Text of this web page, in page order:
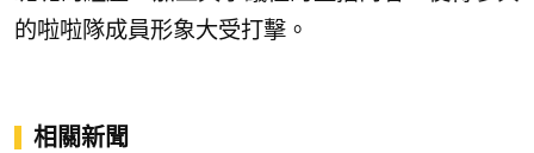
的啦啦隊成員形象大受打擊。
相關新聞